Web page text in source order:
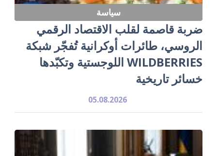
سياسة
ضربة قاصمة لقلب الاقتصاد الرقمي
الروسي، طائرات أوكرانية تُفجّر شبكة
WILDBERRIES اللوجستية وتكبّدها
خسائر تاريخية
05.08.2026